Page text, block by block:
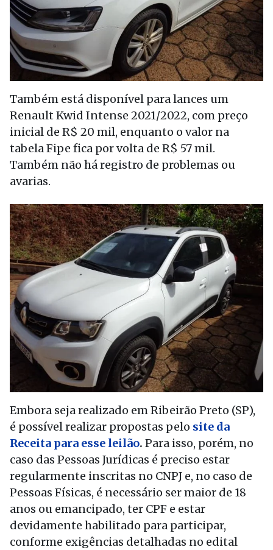
Também está disponível para lances um
Renault Kwid Intense 2021/2022, com preço
inicial de R$ 20 mil, enquanto o valor na
tabela Fipe fica por volta de R$ 57 mil.
Também não há registro de problemas ou
avarias.
Embora seja realizado em Ribeirão Preto (SP),
é possível realizar propostas pelo site da
Receita para esse leilão. Para isso, porém, no
caso das Pessoas Jurídicas é preciso estar
regularmente inscritas no CNPJ e, no caso de
Pessoas Físicas, é necessário ser maior de 18
anos ou emancipado, ter CPF e estar
devidamente habilitado para participar,
conforme exigências detalhadas no edital